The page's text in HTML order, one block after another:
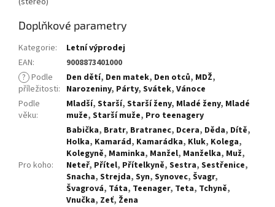
Doplňkové parametry
Kategorie:
Letní výprodej
EAN:
9008873401000
? Podle
příležitosti:
Den dětí, Den matek, Den otců, MDŽ,
Narozeniny, Párty, Svátek, Vánoce
Podle
věku:
Mladší, Starší, Starší ženy, Mladé ženy, Mladé
muže, Starší muže, Pro teenagery
Pro koho:
Babička, Bratr, Bratranec, Dcera, Děda, Dítě,
Holka, Kamarád, Kamarádka, Kluk, Kolega,
Kolegyně, Maminka, Manžel, Manželka, Muž,
Neteř, Přítel, Přítelkyně, Sestra, Sestřenice,
Snacha, Strejda, Syn, Synovec, Švagr,
Švagrová, Táta, Teenager, Teta, Tchyně,
Vnučka, Zeť, Žena